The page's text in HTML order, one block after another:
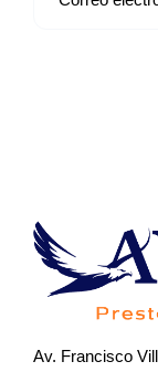
Av. Francisco